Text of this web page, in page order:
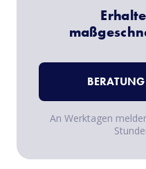
An Werktagen